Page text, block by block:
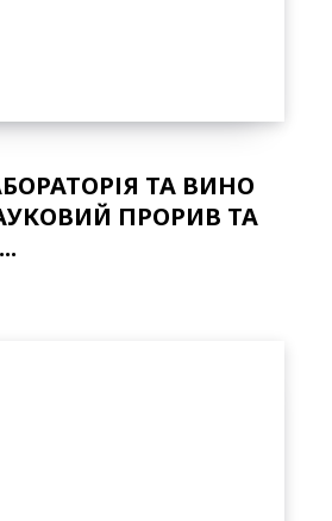
ТА ВИНО
ПРОРИВ ТА